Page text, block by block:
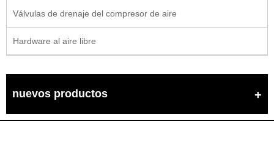
Válvulas de drenaje del compresor de aire
Hardware al aire libre
nuevos productos